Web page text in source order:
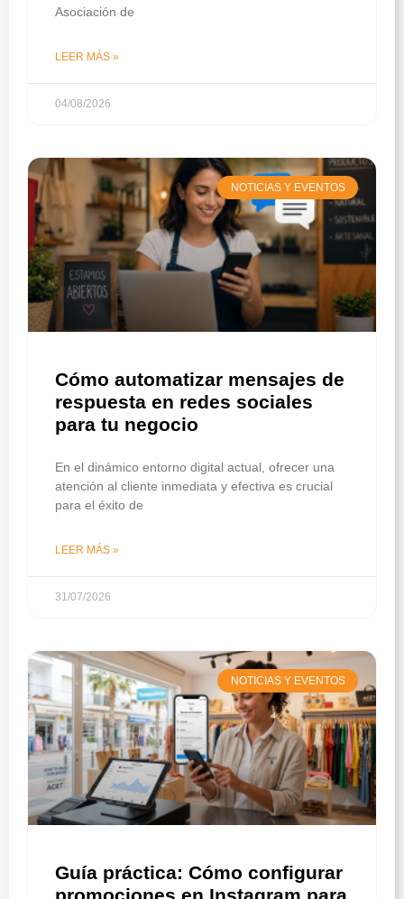
Asociación de
LEER MÁS »
04/08/2026
NOTICIAS Y EVENTOS
Cómo automatizar mensajes de
respuesta en redes sociales
para tu negocio
En el dinámico entorno digital actual, ofrecer una
atención al cliente inmediata y efectiva es crucial
para el éxito de
LEER MÁS »
31/07/2026
NOTICIAS Y EVENTOS
Guía práctica: Cómo configurar
promociones en Instagram para